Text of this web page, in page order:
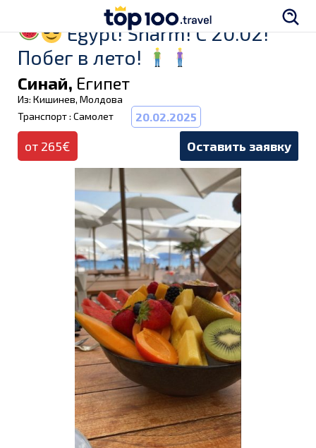
Egypt! Sharm! C 20.02!
Побег в лето!
Синай, Египет
Из: Кишинев, Молдова
Транспорт : Самолет
20.02.2025
от 265€ Оставить заявку